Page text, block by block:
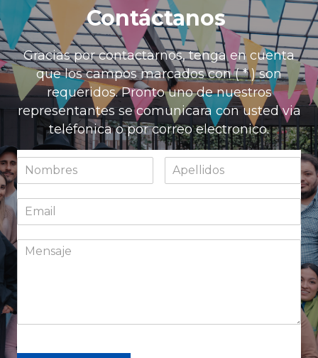
Contáctanos
Gracias por contactarnos, tenga en cuenta
que los campos marcados con ( * ) son
requeridos. Pronto uno de nuestros
representantes se comunicara con usted via
teléfonica o por correo electronico.